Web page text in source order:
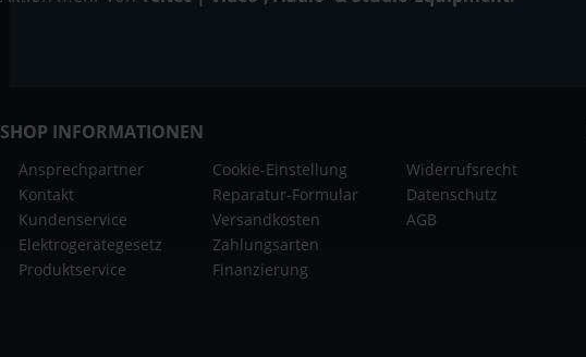
SHOP INFORMATIONEN
Ansprechpartner
Kontakt
Kundenservice
Elektrogerätegesetz
Produktservice
Cookie-Einstellung
Reparatur-Formular
Versandkosten
Zahlungsarten
Finanzierung
Widerrufsrecht
Datenschutz
AGB